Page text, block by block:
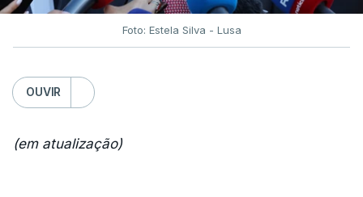
Foto: Estela Silva - Lusa
OUVIR
(em atualização)